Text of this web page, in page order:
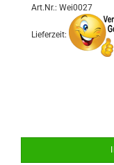
Art.Nr.: Wei0027
Lieferzeit: